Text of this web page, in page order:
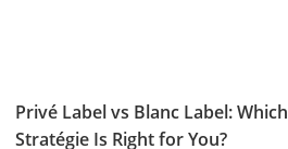
Privé Label vs Blanc Label:
Stratégie Is Right for You?